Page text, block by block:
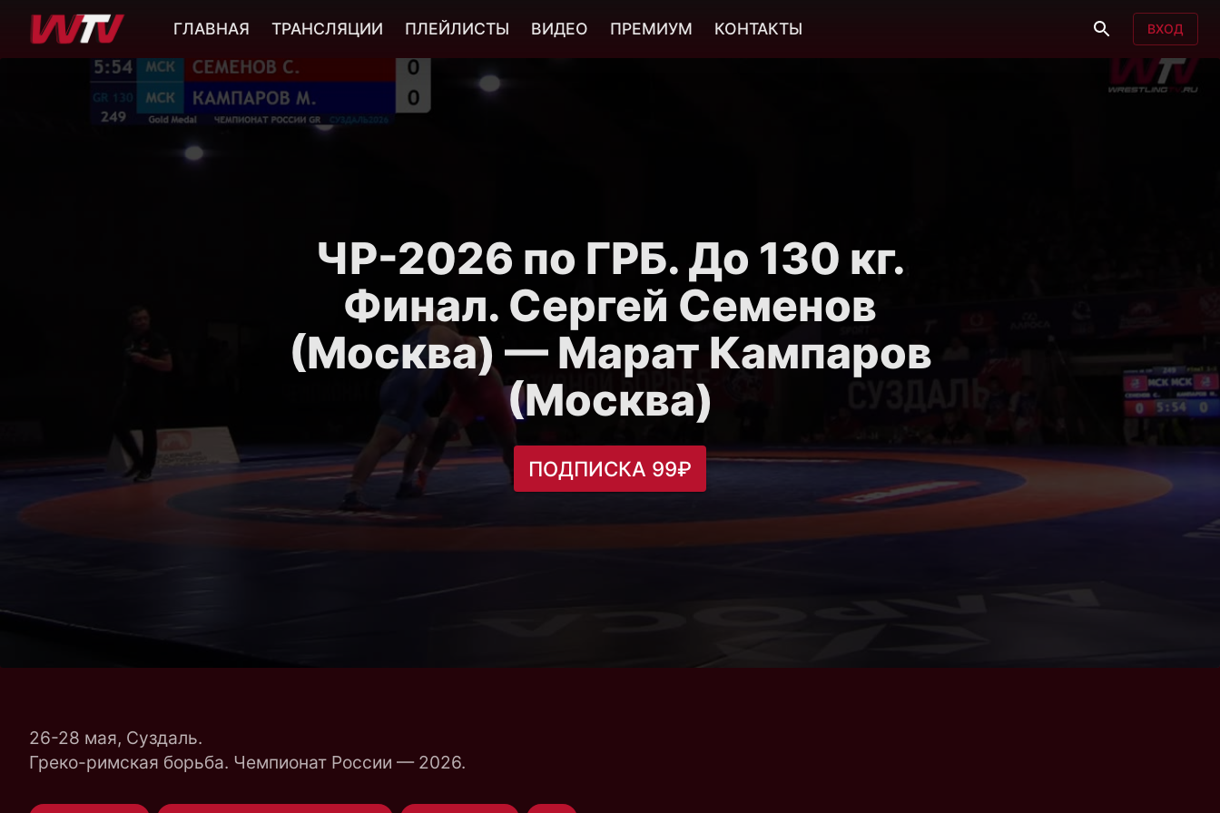
ЧР-2026 по ГРБ. До 130 кг.
Финал. Сергей Семенов
(Москва) — Марат Кампаров
(Москва)
ПОДПИСКА 99₽
26-28 мая, Суздаль.
Греко-римская борьба. Чемпионат России — 2026.
ГЛАВНАЯ ТРАНСЛЯЦИИ ПЛЕЙЛИСТЫ ВИДЕО ПРЕМИУМ КОНТАКТЫ ВХОД